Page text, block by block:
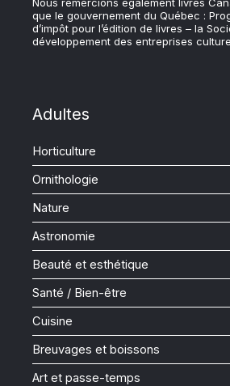
que le gouvernement du Québec :
d’impôt pour l’édition de livres – la
développement des entreprises
Adultes
Horticulture
Ornithologie
Nature
Astronomie
Beauté et esthétique
Santé / Bien-être
Cuisine
Breuvages et boissons
Art et passe-temps